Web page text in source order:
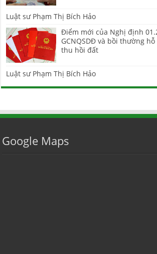
Luật sư Phạm Thị Bích Hảo
Điểm mới của Nghị định
GCNQSDĐ và bồi thường
thu hồi đất
Luật sư Phạm Thị Bích Hảo
Google Maps